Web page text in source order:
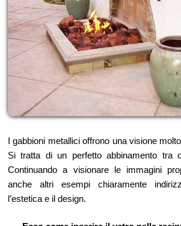
I gabbioni metallici offrono una visione
Si tratta di un perfetto abbinamento tra
Continuando a visionare le immagini
anche altri esempi chiaramente
l’estetica e il design.